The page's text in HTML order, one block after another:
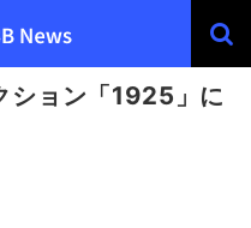
ション「1925」に